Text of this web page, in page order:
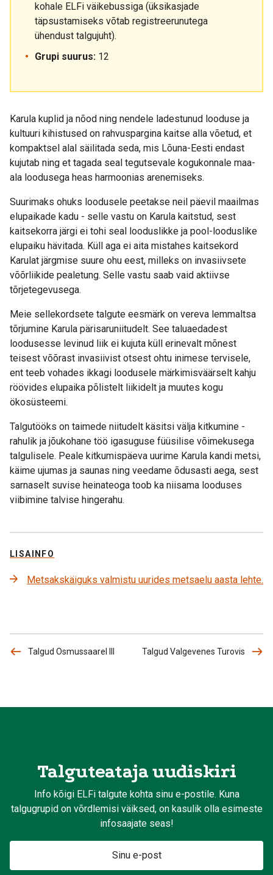
kohale ELFi väikebussiga (üksikasjade
täpsustamiseks võtab registreerunutega
ühendust talgujuht).
Grupi suurus: 12
Karula kuplid ja nõod ning nendele ladestunud looduse ja
kultuuri kihistused on rahvuspargina kaitse alla võetud, et
kompaktsel alal säilitada seda, mis Lõuna-Eesti endast
kujutab ning et tagada seal tegutsevale kogukonnale maa-
ala loodusega heas harmoonias arenemiseks.
Suurimaks ohuks loodusele peetakse neil päevil maailmas
elupaikade kadu - selle vastu on Karula kaitstud, sest
kaitsekorra järgi ei tohi seal looduslikke ja pool-looduslike
elupaiku hävitada. Küll aga ei aita mistahes kaitsekord
Karulat järgmise suure ohu eest, milleks on invasiivsete
võõrliikide pealetung. Selle vastu saab vaid aktiivse
tõrjetegevusega.
Meie sellekordsete talgute eesmärk on vereva lemmaltsa
tõrjumine Karula pärisaruniitudelt. See taluaedadest
loodusesse levinud liik ei kujuta küll erinevalt mõnest
teisest võõrast invasiivist otsest ohtu inimese tervisele,
ent teeb vohades ikkagi loodusele märkimisväärselt kahju
röövides elupaika põlistelt liikidelt ja muutes kogu
ökosüsteemi.
Talgutööks on taimede niitudelt käsitsi välja kitkumine -
rahulik ja jõukohane töö igasuguse füüsilise võimekusega
talgulisele. Peale kitkumispäeva uurime Karula kandi metsi,
käime ujumas ja saunas ning veedame õdusasti aega, sest
sarnaselt suvise heinateoga toob ka niisama looduses
viibimine talvise hingerahu.
LISAINFO
Metsakskäiguks valmistu uurides metsaelu aasta lehte.
Talgud Osmussaarel III Talgud Valgevenes Turovis
Talguteataja uudiskiri
Info kõigi ELFi talgute kohta sinu e-postile. Kuna
talgugrupid on võrdlemisi väiksed, on kasulik olla esimeste
infosaajate seas!